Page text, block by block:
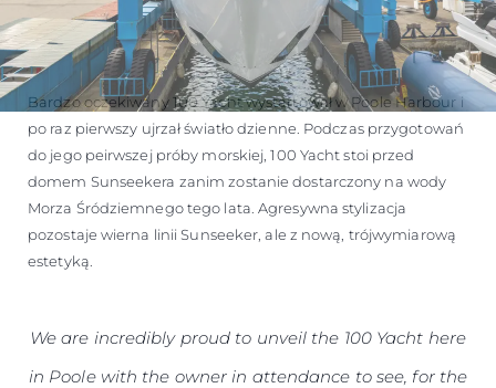
Bardzo oczekiwany 100 Yacht wystartował w Poole Harbour i
po raz pierwszy ujrzał światło dzienne. Podczas przygotowań
do jego peirwszej próby morskiej, 100 Yacht stoi przed
domem Sunseekera zanim zostanie dostarczony na wody
Morza Śródziemnego tego lata. Agresywna stylizacja
pozostaje wierna linii Sunseeker, ale z nową, trójwymiarową
estetyką.
We are incredibly proud to unveil the 100 Yacht here
in Poole with the owner in attendance to see, for the